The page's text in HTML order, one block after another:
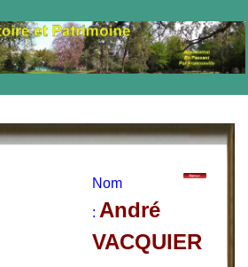
Nom
: André
VACQUIER